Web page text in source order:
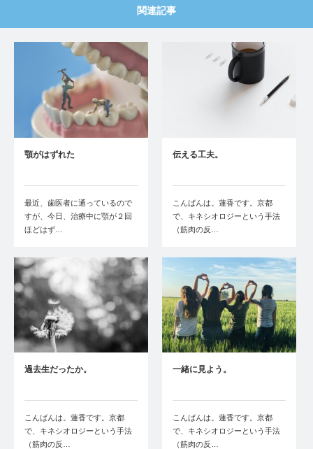
関連記事
顎がはずれた
最近、歯医者に通っているので
すが、今日、治療中に顎が２回
ほどはず…
伝える工夫。
こんばんは。蓮香です。京都
で、キネシオロジーという手法
（筋肉の反…
過去生だったか。
こんばんは。蓮香です。京都
で、キネシオロジーという手法
（筋肉の反…
一緒に見よう。
こんばんは。蓮香です。京都
で、キネシオロジーという手法
（筋肉の反…